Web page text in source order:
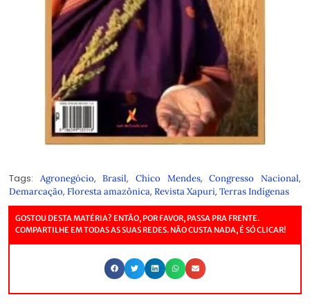
Tags: Agronegócio,Brasil,Chico Mendes,Congresso Nacional,
Demarcação, Floresta amazônica, Revista Xapuri, Terras Indígenas
GOSTOU DESTA MATÉRIA? ENTÃO, POR FAVOR, PASSA PRA FRENTE.
COMPARTILHE EM TODAS AS SUAS REDES. NÃO CUSTA NADA, É SÓ CLICAR!